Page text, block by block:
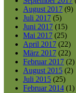
August 2017 (9)
Juli 2017 (5)
Juni 2017 (15)
Mai 2017 (25)
April 2017 (22)
März 2017 (22)
Februar 2017 (2)
August 2015 (2)
Juli 2015 (25)
Februar 2014 (1)